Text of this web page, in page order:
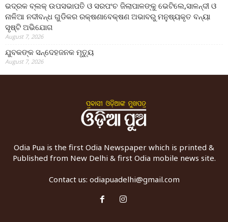
ଭଦ୍ରକ ବ୍ଲକ୍ ଉପସଭାପତି ଓ ସରପଂଚ ଜିଲାପାଳଙ୍କୁ ଭେଟିଲେ,ସାଳନ୍ଦୀ ଓ
ନାଳିଆ ନଦୀବନ୍ଧ ଗୁଡିକର ରକ୍ଷଣାବେକ୍ଷଣ ଅଭାବରୁ ମନୁଷ୍ୟକୃତ ବନ୍ୟା
ସୃଷ୍ଟି ଅଭିଯୋଗ
August 7, 2026
ଯୁବକଙ୍କ ସନ୍ଦେହଜନକ ମୃତ୍ୟୁ
August 7, 2026
Odia Pua is the first Odia Newspaper which is printed &
Published from New Delhi & first Odia mobile news site.
Contact us: odiapuadelhi@gmail.com